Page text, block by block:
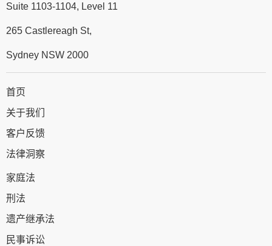
Suite 1103-1104, Level 11
265 Castlereagh St,
Sydney NSW 2000
首页
关于我们
客户反馈
法律洞察
家庭法
刑法
遗产继承法
民事诉讼